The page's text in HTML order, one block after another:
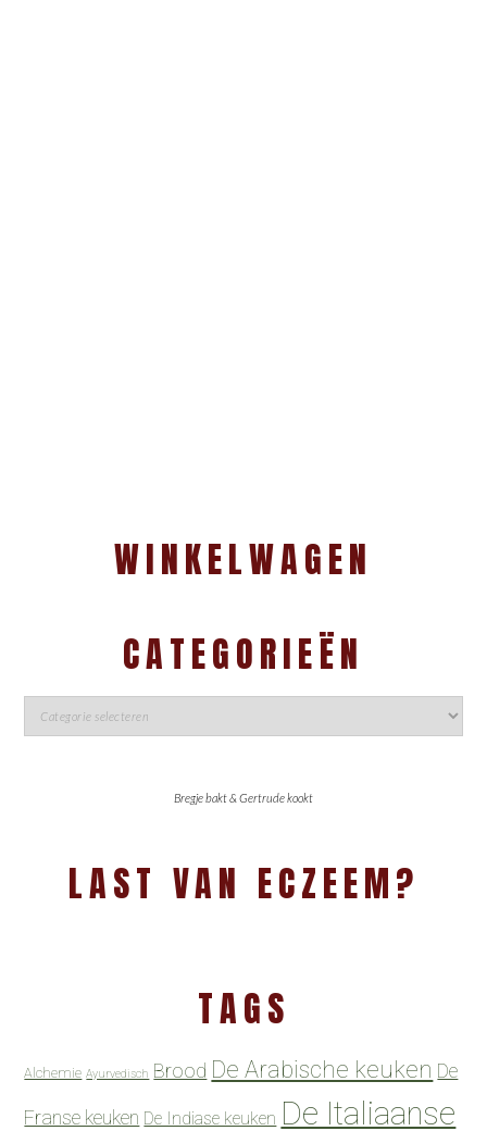
WINKELWAGEN
CATEGORIEËN
Bregje bakt & Gertrude kookt
LAST VAN ECZEEM?
TAGS
Alchemie Ayurvedisch Brood De Arabische keuken De
Franse keuken De Indiase keuken De Italiaanse